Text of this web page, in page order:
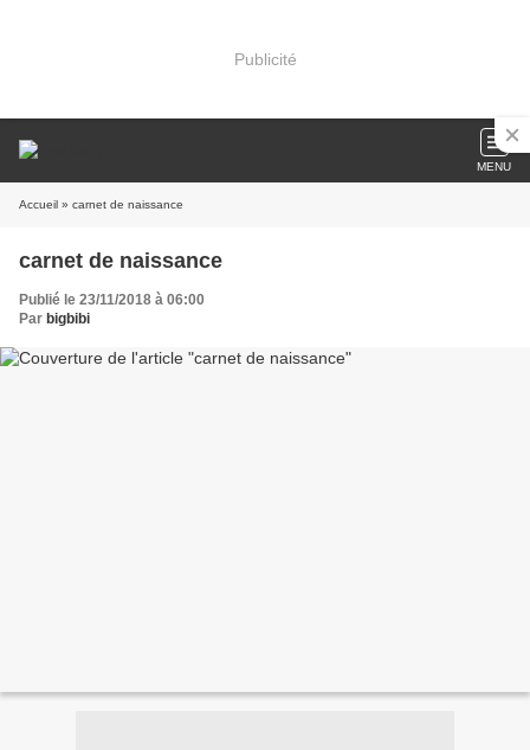
Publicité
MENU
Accueil » carnet de naissance
carnet de naissance
Publié le 23/11/2018 à 06:00
Par bigbibi